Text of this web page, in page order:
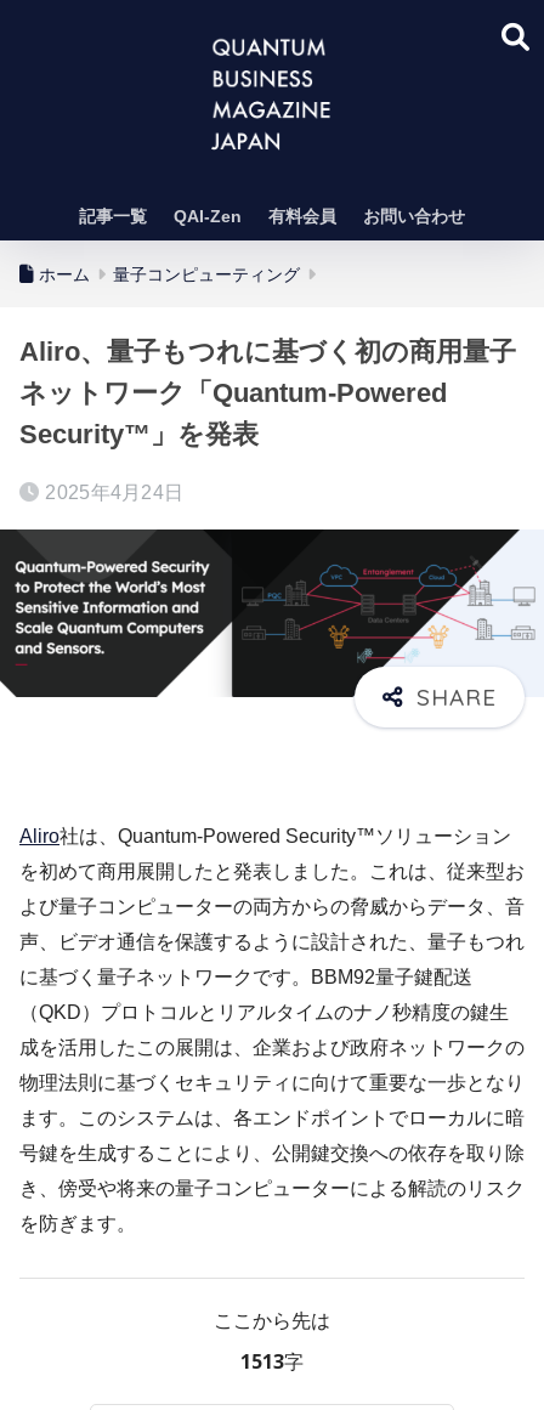
記事一覧 QAI-Zen 有料会員 お問い合わせ
ホーム 量子コンピューティング
Aliro、量子もつれに基づく初の商用量子
ネットワーク「Quantum-Powered
Security™」を発表
2025年4月24日
Aliro社は、Quantum-Powered Security™ソリューション
を初めて商用展開したと発表しました。これは、従来型お
よび量子コンピューターの両方からの脅威からデータ、音
声、ビデオ通信を保護するように設計された、量子もつれ
に基づく量子ネットワークです。BBM92量子鍵配送
（QKD）プロトコルとリアルタイムのナノ秒精度の鍵生
成を活用したこの展開は、企業および政府ネットワークの
物理法則に基づくセキュリティに向けて重要な一歩となり
ます。このシステムは、各エンドポイントでローカルに暗
号鍵を生成することにより、公開鍵交換への依存を取り除
き、傍受や将来の量子コンピューターによる解読のリスク
を防ぎます。
ここから先は
1513字